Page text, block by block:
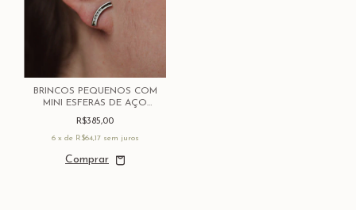
BRINCOS PEQUENOS COM
MINI ESFERAS DE AÇO
"MOVIMENTOS"
R$385,00
6 x de R$64,17 sem juros